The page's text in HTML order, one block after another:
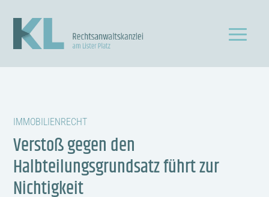
IMMOBILIENRECHT
Verstoß gegen den
Halbteilungsgrundsatz führt zur
Nichtigkeit